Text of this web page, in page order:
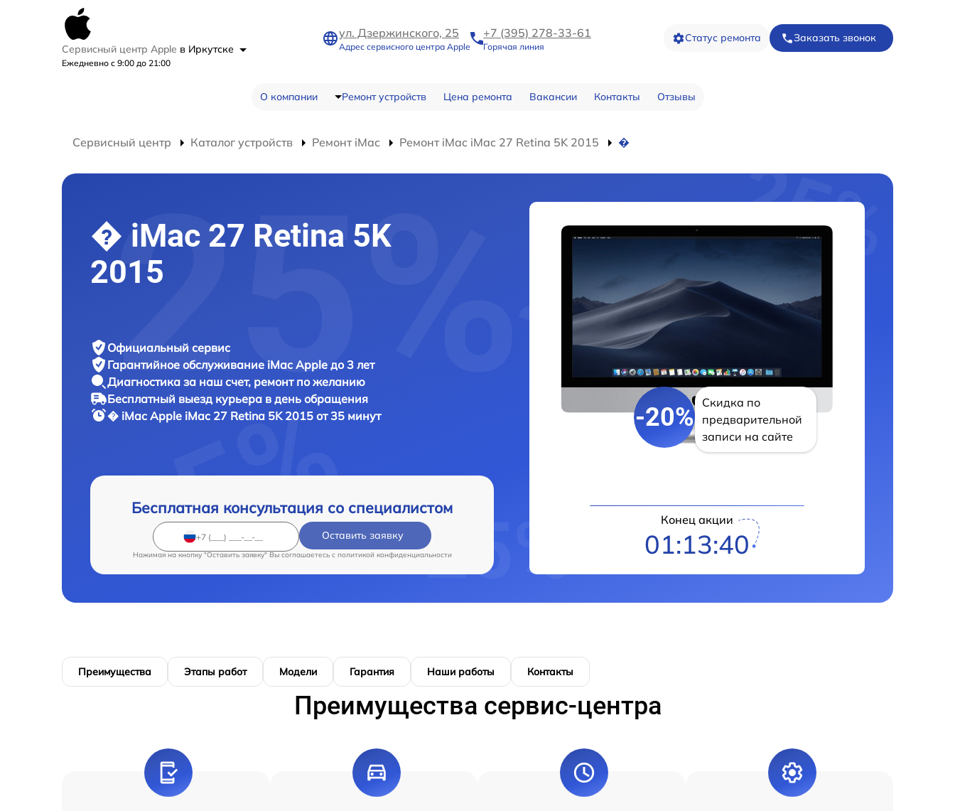
Сервисный центр Apple в Иркутске
Ежедневно с 9:00 до 21:00
ул. Дзержинского, 25
Адрес сервисного центра Apple
+7 (395) 278-33-61
Горячая линия
Статус ремонта Заказать звонок
О компании Ремонт устройств Цена ремонта Вакансии Контакты Отзывы
Сервисный центр Каталог устройств Ремонт iMac Ремонт iMac iMac 27 Retina 5K 2015 �
� iMac 27 Retina 5K
2015
Официальный сервис
Гарантийное обслуживание iMac Apple до 3 лет
Диагностика за наш счет, ремонт по желанию
Бесплатный выезд курьера в день обращения
� iMac Apple iMac 27 Retina 5K 2015 от 35 минут
Бесплатная консультация со специалистом
Оставить заявку
Нажимая на кнопку "Оставить заявку" Вы соглашаетесь c политикой конфиденциальности
-20%
Скидка по
предварительной
записи на сайте
Конец акции
01:13:39
Преимущества Этапы работ Модели Гарантия Наши работы Контакты
Преимущества сервис-центра